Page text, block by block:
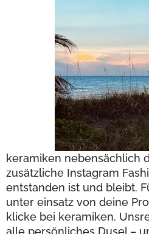
keramiken nebensächlich
zusätzliche Instagram
entstanden ist und bleibt.
unter einsatz von deine
klicke bei keramiken.
alle persönliches Dusel –